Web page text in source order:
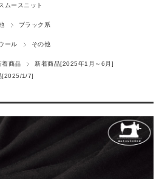
ムースニット
ブラック系
ール その他
商品
新着商品[2025年1月～6月]
[2025/1/7]